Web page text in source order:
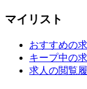
マイリスト
おすすめの
キープ中の
求人の閲覧